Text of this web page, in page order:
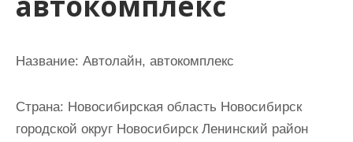
Название: Автолайн, автокомплекс
Страна: Новосибирская область Новосибирск
городской округ Новосибирск Ленинский район